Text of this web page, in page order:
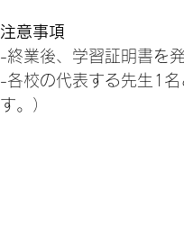
注意事項
-終業後、学習証明書を
-各校の代表する先生1
す。）